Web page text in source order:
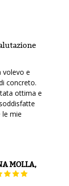
volevo e
concreto.
ottima e
mie
MOLLA,